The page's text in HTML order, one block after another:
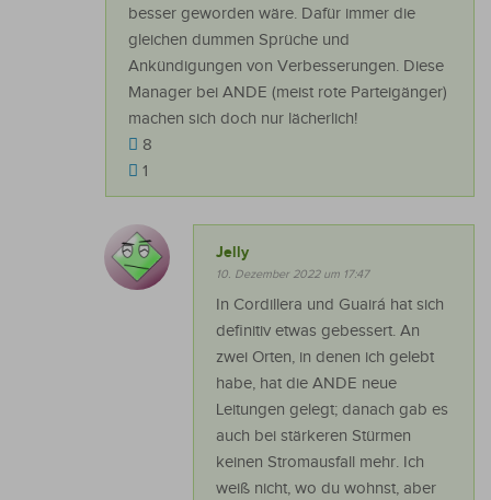
besser geworden wäre. Dafür immer die
gleichen dummen Sprüche und
Ankündigungen von Verbesserungen. Diese
Manager bei ANDE (meist rote Parteigänger)
machen sich doch nur lächerlich!
8
1
Jelly
10. Dezember 2022 um 17:47
In Cordillera und Guairá hat sich
definitiv etwas gebessert. An
zwei Orten, in denen ich gelebt
habe, hat die ANDE neue
Leitungen gelegt; danach gab es
auch bei stärkeren Stürmen
keinen Stromausfall mehr. Ich
weiß nicht, wo du wohnst, aber